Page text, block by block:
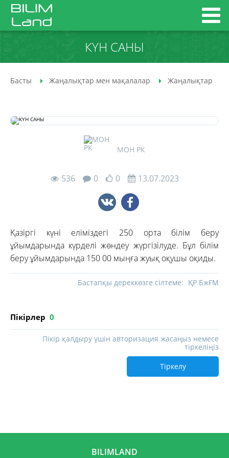
КҮН САНЫ
Басты Жаңалықтар мен мақалалар Жаңалықтар
МОН РК
536 0 0 13.07.2023
Қазіргі күні еліміздегі 250 орта білім беру
ұйымдарында күрделі жөндеу жүргізілуде. Бұл білім
беру ұйымдарында 150 00 мыңға жуық оқушы оқиды.
Бастапқы дереккөзге сілтеме: ҚР БжҒМ
Пікірлер 0
Пікір қалдыру үшін авторизация жасаңыз немесе
тіркеліңіз
Тіркелу
BILIMLAND